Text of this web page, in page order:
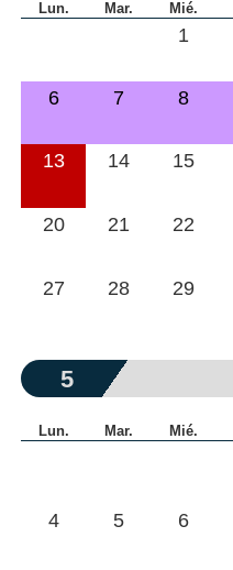
Lun. Mar. Mié.
1
6 7 8
13 14 15
20 21 22
27 28 29
5
Lun. Mar. Mié.
4 5 6